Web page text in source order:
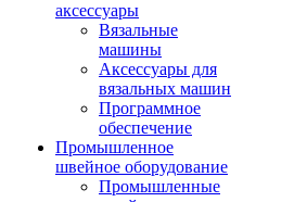
аксессуары
Вязальные
машины
Аксессуары для
вязальных машин
Программное
обеспечение
Промышленное
швейное оборудование
Промышленные